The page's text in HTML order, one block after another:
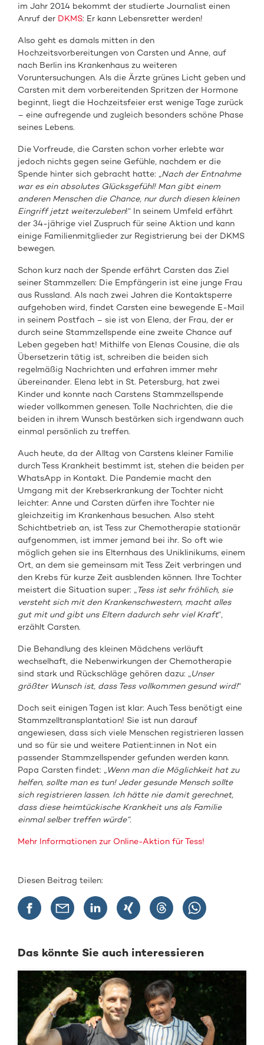
im Jahr 2014 bekommt der studierte Journalist einen
Anruf der DKMS: Er kann Lebensretter werden!
Also geht es damals mitten in den
Hochzeitsvorbereitungen von Carsten und Anne, auf
nach Berlin ins Krankenhaus zu weiteren
Voruntersuchungen. Als die Ärzte grünes Licht geben und
Carsten mit dem vorbereitenden Spritzen der Hormone
beginnt, liegt die Hochzeitsfeier erst wenige Tage zurück
– eine aufregende und zugleich besonders schöne Phase
seines Lebens.
Die Vorfreude, die Carsten schon vorher erlebte war
jedoch nichts gegen seine Gefühle, nachdem er die
Spende hinter sich gebracht hatte: „Nach der Entnahme
war es ein absolutes Glücksgefühl! Man gibt einem
anderen Menschen die Chance, nur durch diesen kleinen
Eingriff jetzt weiterzuleben!“ In seinem Umfeld erfährt
der 34-jährige viel Zuspruch für seine Aktion und kann
einige Familienmitglieder zur Registrierung bei der DKMS
bewegen.
Schon kurz nach der Spende erfährt Carsten das Ziel
seiner Stammzellen: Die Empfängerin ist eine junge Frau
aus Russland. Als nach zwei Jahren die Kontaktsperre
aufgehoben wird, findet Carsten eine bewegende E-Mail
in seinem Postfach – sie ist von Elena, der Frau, der er
durch seine Stammzellspende eine zweite Chance auf
Leben gegeben hat! Mithilfe von Elenas Cousine, die als
Übersetzerin tätig ist, schreiben die beiden sich
regelmäßig Nachrichten und erfahren immer mehr
übereinander. Elena lebt in St. Petersburg, hat zwei
Kinder und konnte nach Carstens Stammzellspende
wieder vollkommen genesen. Tolle Nachrichten, die die
beiden in ihrem Wunsch bestärken sich irgendwann auch
einmal persönlich zu treffen.
Auch heute, da der Alltag von Carstens kleiner Familie
durch Tess Krankheit bestimmt ist, stehen die beiden per
WhatsApp in Kontakt. Die Pandemie macht den
Umgang mit der Krebserkrankung der Tochter nicht
leichter: Anne und Carsten dürfen ihre Tochter nie
gleichzeitig im Krankenhaus besuchen. Also steht
Schichtbetrieb an, ist Tess zur Chemotherapie stationär
aufgenommen, ist immer jemand bei ihr. So oft wie
möglich gehen sie ins Elternhaus des Uniklinikums, einem
Ort, an dem sie gemeinsam mit Tess Zeit verbringen und
den Krebs für kurze Zeit ausblenden können. Ihre Tochter
meistert die Situation super: „Tess ist sehr fröhlich, sie
versteht sich mit den Krankenschwestern, macht alles
gut mit und gibt uns Eltern dadurch sehr viel Kraft“,
erzählt Carsten.
Die Behandlung des kleinen Mädchens verläuft
wechselhaft, die Nebenwirkungen der Chemotherapie
sind stark und Rückschläge gehören dazu: „Unser
größter Wunsch ist, dass Tess vollkommen gesund wird!“
Doch seit einigen Tagen ist klar: Auch Tess benötigt eine
Stammzelltransplantation! Sie ist nun darauf
angewiesen, dass sich viele Menschen registrieren lassen
und so für sie und weitere Patient:innen in Not ein
passender Stammzellspender gefunden werden kann.
Papa Carsten findet: „Wenn man die Möglichkeit hat zu
helfen, sollte man es tun! Jeder gesunde Mensch sollte
sich registrieren lassen. Ich hätte nie damit gerechnet,
dass diese heimtückische Krankheit uns als Familie
einmal selber treffen würde“.
Mehr Informationen zur Online-Aktion für Tess!
Diesen Beitrag teilen:
Das könnte Sie auch interessieren